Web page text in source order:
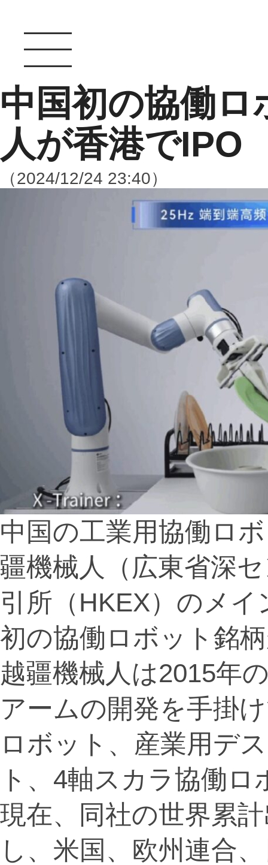
中国初の協働ロ
人が香港でIPO
（2024/12/24 23:40）
中国の工業用協働ロ
疆機械人（広東省深
引所（HKEX）のメ
初の協働ロボット銘
越疆機械人は2015年
アームの開発を手掛
ロボット、産業用デ
ト、4軸スカラ協働
現在、同社の世界累
し、米国、欧州連合